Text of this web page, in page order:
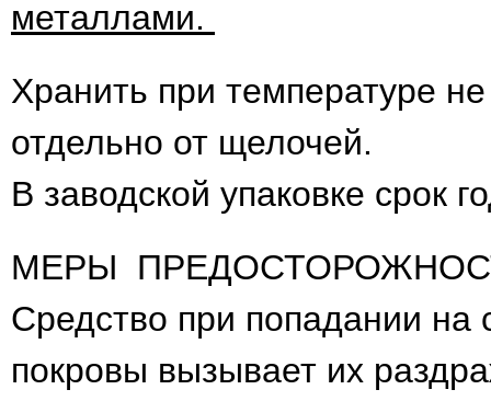
металлами.
Хранить при температуре
отдельно от щелочей.
В заводской упаковке срок
МЕРЫ
Средство при попадании на
покровы вызывает их